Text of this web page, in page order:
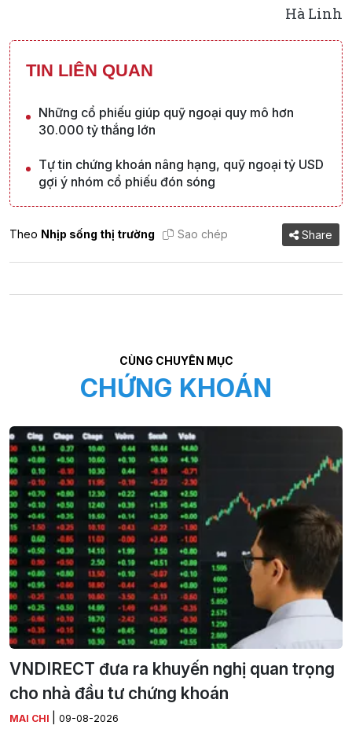
Hà Linh
TIN LIÊN QUAN
Những cổ phiếu giúp quỹ ngoại quy mô hơn
30.000 tỷ thắng lớn
Tự tin chứng khoán nâng hạng, quỹ ngoại tỷ USD
gợi ý nhóm cổ phiếu đón sóng
Theo Nhịp sống thị trường Sao chép Share
CÙNG CHUYÊN MỤC
CHỨNG KHOÁN
VNDIRECT đưa ra khuyến nghị quan trọng
cho nhà đầu tư chứng khoán
MAI CHI 09-08-2026